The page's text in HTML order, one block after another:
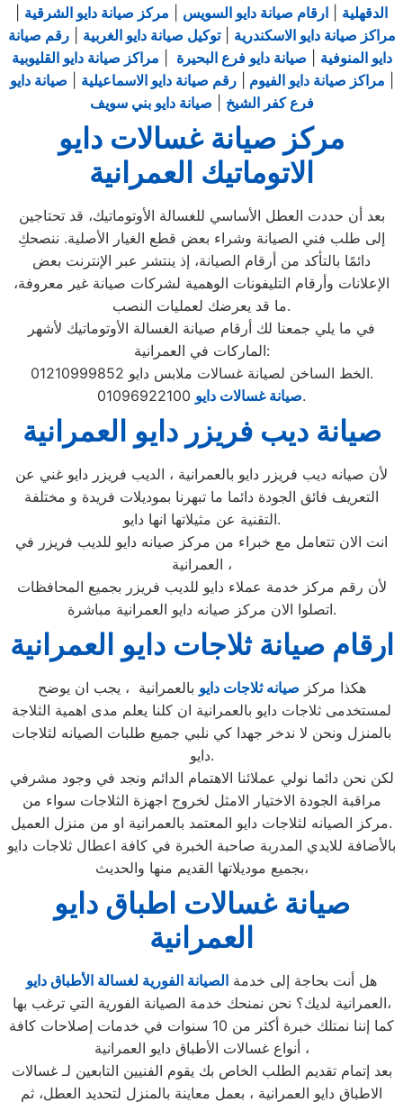
الدقهلية
ارقام صيانة دايو السويس مركز صيانة دايو الشرقية
مراكز صيانة دايو الاسكندرية |توكيل صيانة دايو الغربية |رقم صيانة
دايو المنوفية
صيانة دايو فرع البحيرة
مراكز صيانة دايو القليوبية
مراكز صيانة دايو الفيوم |رقم صيانة دايو الاسماعيلية
صيانة دايو
فرع كفر الشيخ
صيانة دايو بني سويف
مركز صيانة غسالات دايو
الاتوماتيك العمرانية
بعد أن حددت العطل الأساسي للغسالة الأوتوماتيك، قد تحتاجين
إلى طلب فني الصيانة وشراء بعض قطع الغيار الأصلية. ننصحكِ
دائمًا بالتأكد من أرقام الصيانة، إذ ينتشر عبر الإنترنت بعض
الإعلانات وأرقام التليفونات الوهمية لشركات صيانة غير معروفة،
ما قد يعرضك لعمليات النصب.
في ما يلي جمعنا لك أرقام صيانة الغسالة الأوتوماتيك لأشهر
الماركات في العمرانية:
الخط الساخن لصيانة غسالات ملابس دايو 01210999852.
صيانة غسالات دايو01096922100.
صيانة ديب فريزر دايو العمرانية
لأن صيانه ديب فريزر دايو بالعمرانية ، الديب فريزر دايو غني عن
التعريف فائق الجودة دائما ما تبهرنا بموديلات فريدة و مختلفة
التقنية عن مثيلاتها انها دايو.
انت الان تتعامل مع خبراء من مركز صيانه دايو للديب فريزر في
العمرانية ،
لأن رقم مركز خدمة عملاء دايو للديب فريزر بجميع المحافظات
اتصلوا الان مركز صيانه دايو العمرانية مباشرة.
ارقام صيانة ثلاجات دايو العمرانية
هكذا مركز صيانه ثلاجات دايو بالعمرانية ، يجب ان يوضح
لمستخدمى ثلاجات دايو بالعمرانية ان كلنا يعلم مدى اهمية الثلاجة
بالمنزل ونحن لا ندخر جهدا كي نلبي جميع طلبات الصيانه لثلاجات
دايو.
لكن نحن دائما نولي عملائنا الاهتمام الدائم ونجد في وجود مشرفي
مراقبة الجودة الاختيار الامثل لخروج اجهزة الثلاجات سواء من
مركز الصيانه لثلاجات دايو المعتمد بالعمرانية او من منزل العميل.
بالأضافة للايدي المدربة صاحبة الخبرة في كافة اعطال ثلاجات دايو
بجميع موديلاتها القديم منها والحديث،
صيانة غسالات اطباق دايو
العمرانية
هل أنت بحاجة إلى خدمة الصيانة الفورية لغسالة الأطباق دايو
العمرانية لديك؟ نحن نمنحك خدمة الصيانة الفورية التي ترغب بها،
كما إننا نمتلك خبرة أكثر من 10 سنوات في خدمات إصلاحات كافة
أنواع غسالات الأطباق دايو العمرانية ،
بعد إتمام تقديم الطلب الخاص بك يقوم الفنيين التابعين لـ غسالات
الاطباق دايو العمرانية ، بعمل معاينة بالمنزل لتحديد العطل، ثم